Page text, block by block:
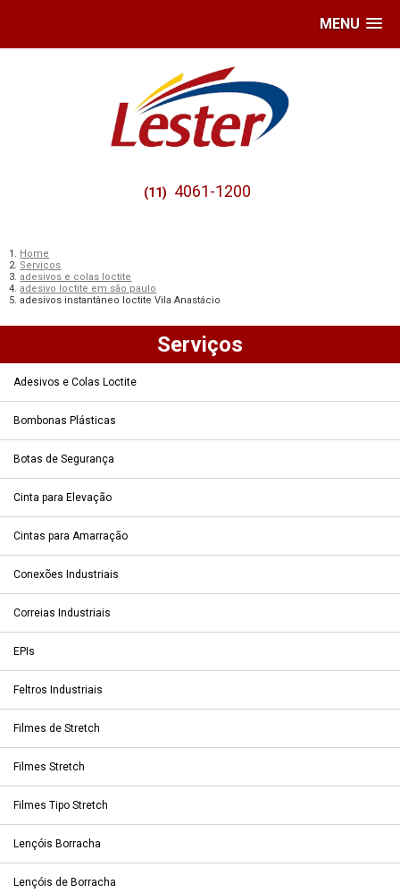
MENU
(11) 4061-1200
Home
Serviços
adesivos e colas loctite
adesivo loctite em são paulo
adesivos instantâneo loctite Vila Anastácio
Serviços
Adesivos e Colas Loctite
Bombonas Plásticas
Botas de Segurança
Cinta para Elevação
Cintas para Amarração
Conexões Industriais
Correias Industriais
EPIs
Feltros Industriais
Filmes de Stretch
Filmes Stretch
Filmes Tipo Stretch
Lençóis Borracha
Lençóis de Borracha